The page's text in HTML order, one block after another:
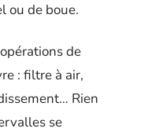
ou de boue.
de
: filtre à air,
Rien
se